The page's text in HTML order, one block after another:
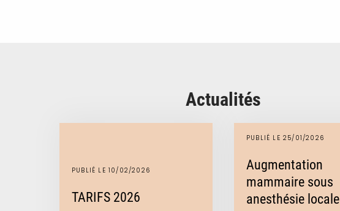
Actualités
PUBLIÉ LE 10/02/2026
TARIFS 2026
PUBLIÉ LE 25/01/2026
Augmentation
mammaire sous
anesthésie locale